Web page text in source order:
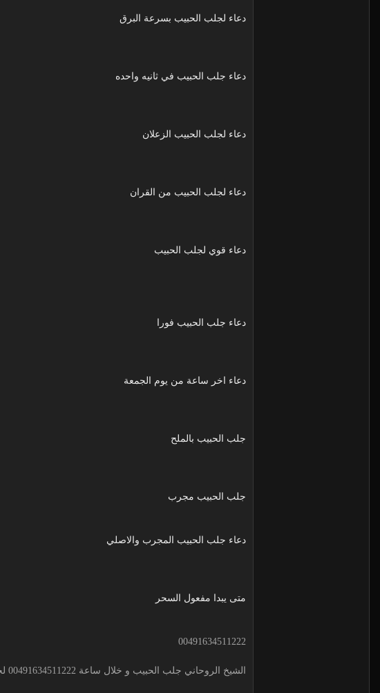
دعاء لجلب الحبيب بسرعة البرق
دعاء جلب الحبيب في ثانيه واحده
دعاء لجلب الحبيب الزعلان
دعاء لجلب الحبيب من القران
دعاء قوي لجلب الحبيب
دعاء جلب الحبيب فورا
دعاء اخر ساعة من يوم الجمعة
جلب الحبيب بالملح
جلب الحبيب مجرب
دعاء جلب الحبيب المجرب والاصلي
متى يبدا مفعول السحر
00491634511222
الشيخ الروحاني جلب الحبيب و خلال ساعة 00491634511222 لجلب الحبيب